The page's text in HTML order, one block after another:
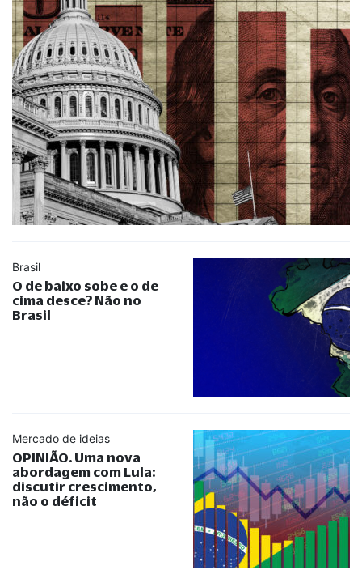
Brasil
O de baixo sobe e o de
cima desce? Não no
Brasil
Mercado de ideias
OPINIÃO. Uma nova
abordagem com Lula:
discutir crescimento,
não o déficit